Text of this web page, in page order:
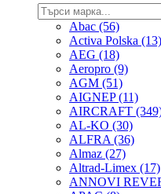
Abac (56)
Activa Polska (13)
AEG (18)
Aeropro (9)
AGM (51)
AIGNEP(11)
AIRCRAFT
AL-KO (30)
ALFRA (36)
Almaz (27)
Altrad-Limex (17)
ANNOVI